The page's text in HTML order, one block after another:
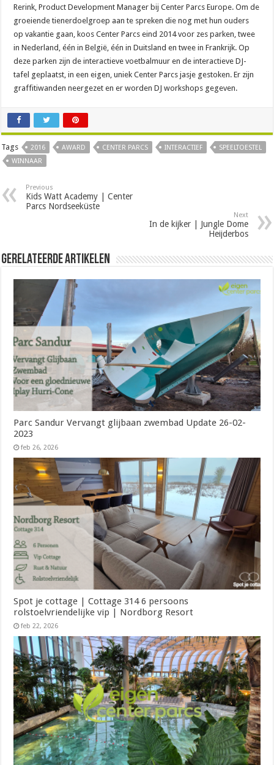
Rerink, Product Development Manager bij Center Parcs Europe. Om de
groeiende tienerdoelgroep aan te spreken die nog met hun ouders
op vakantie gaan, koos Center Parcs eind 2014 voor zes parken, twee
in Nederland, één in België, één in Duitsland en twee in Frankrijk. Op
deze parken zijn de interactieve voetbalmuur en de interactieve DJ-
tafel geplaatst, in een eigen, uniek Center Parcs jasje gestoken. Er zijn
graffitiwanden neergezet en er worden DJ workshops gegeven.
Tags 2016 AWARD CENTER PARCS INTERACTIEF
SPEELTOESTEL
WINNAAR
Previous
Kids Watt Academy | Center
Parcs Nordseeküste
Next
In de kijker | Jungle Dome
Heijderbos
Gerelateerde Artikelen
Parc Sandur Vervangt glijbaan zwembad Update 26-02-
2023
feb 26, 2026
Spot je cottage | Cottage 314 6 persoons
rolstoelvriendelijke vip | Nordborg Resort
feb 22, 2026